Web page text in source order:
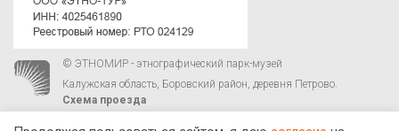
© ЭТНОМИР - этнографический парк-музей
Калужская область, Боровский район, деревня Петрово.
Схема проезда